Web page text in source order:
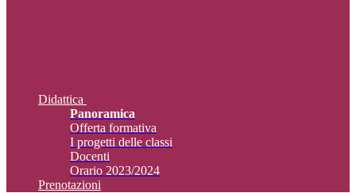
Didattica
Panoramica
Offerta formativa
I progetti delle classi
Docenti
Orario 2023/2024
Prenotazioni